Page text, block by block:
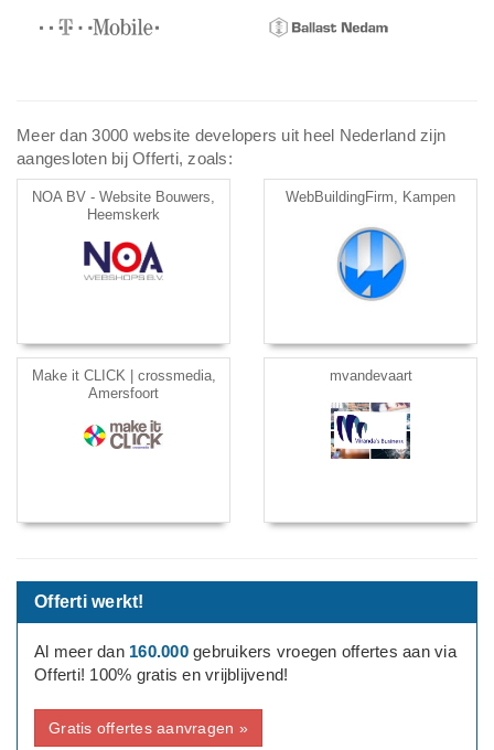
Meer dan 3000 website developers uit heel Nederland zijn
aangesloten bij Offerti, zoals:
NOA BV - Website Bouwers,
Heemskerk
WebBuildingFirm, Kampen
Make it CLICK | crossmedia,
Amersfoort
mvandevaart
Offerti werkt!
Al meer dan 160.000gebruikers vroegen offertes aan via
Offerti! 100% gratis en vrijblijvend!
Gratis offertes aanvragen »